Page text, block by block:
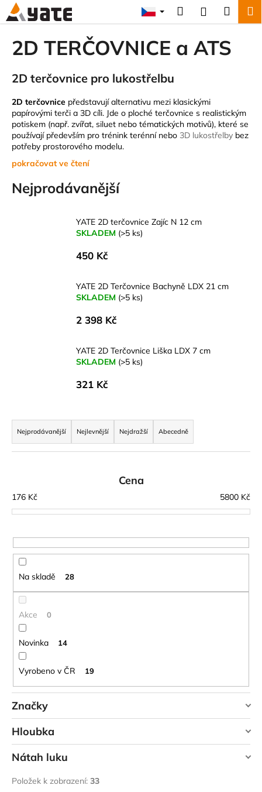
Přejít
na
obsah
HledatPřihlášení
2D TERČOVNICE a ATS
2D terčovnice pro lukostřelbu
2D terčovnice představují alternativu mezi klasickými
papírovými terči a 3D cíli. Jde o ploché terčovnice s realistickým
potiskem (např. zvířat, siluet nebo tématických motivů), které se
používají především pro trénink terénní nebo 3D lukostřelby bez
potřeby prostorového modelu.
Nejprodávanější
YATE 2D terčovnice Zajíc N 12 cm
SKLADEM (>5 ks)
450 Kč
YATE 2D Terčovnice Bachyně LDX 21 cm
SKLADEM (>5 ks)
2 398 Kč
YATE 2D Terčovnice Liška LDX 7 cm
SKLADEM (>5 ks)
321 Kč
Ř
a
z
í
p
o
d
u
ů
Nejprodávanější Nejlevnější Nejdražší Abecedně
Cena
176 Kč 5800 Kč
Na skladě 28
Akce 0
Novinka 14
Vyrobeno v ČR 19
Značky
Hloubka
6 cm 4
7 cm 4
Nátah luku
20 lbs 8
Položek k zobrazení: 33
o
o
p
o
t
ř
e
b
u
D
r
u
u
j
m
e
JOMA
SIERRA
25
BĚŽECKÉ
TRAILOVÉ
BOTY
PÁNSKÉ
BLUE
1
603
Kč
2
290